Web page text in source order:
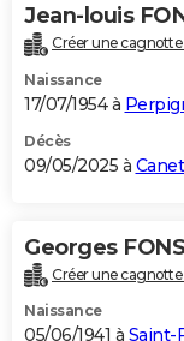
Jean-louis
Créer une cagnotte
Naissance
17/07/1954 à
Décès
09/05/2025 à
Georges FONS
Créer une cagnotte
Naissance
05/06/1941 à Saint-